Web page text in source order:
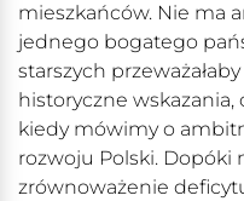
mieszkańców. Nie ma
jednego bogatego
starszych
historyczne
kiedy mówimy o
rozwoju Polski. Dopóki
zrównoważenie